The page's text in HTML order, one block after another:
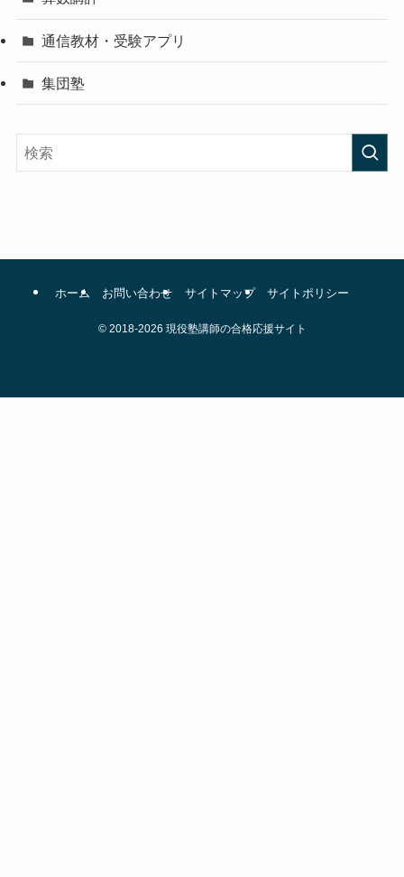
通信教材・受験アプリ
集団塾
ホーム お問い合わせ サイトマップ サイトポリシー
©2018-2026 現役塾講師の合格応援サイト